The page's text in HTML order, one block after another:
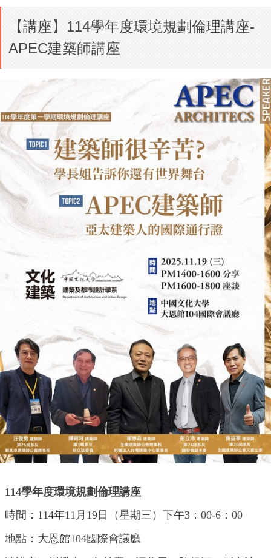
【講座】114學年度環境規劃倫理講座-
APEC建築師講座
114學年度環境規劃倫理講座
時間：114年11月19日（星期三）下午3：00-6：00
地點：大恩館104國際會議廳